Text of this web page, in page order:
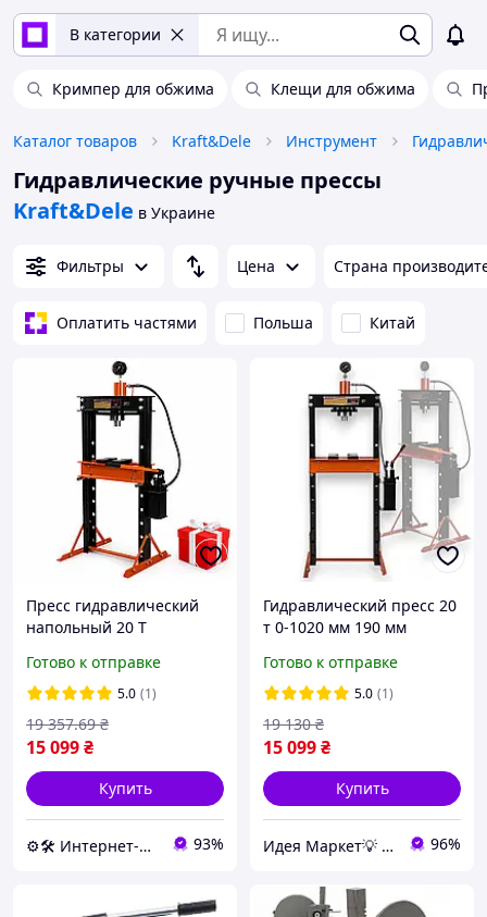
В категории
Кримпер для обжима Клещи для обжима
Каталог товаров Kraft&Dele Инструмент
Гидравлические ручные прессы
Kraft&Dele в Украине
Фильтры Цена Страна
Оплатить частями Польша Китай
Пресс гидравлический
напольный 20 Т
гидравлический
Готово к отправке
5.0 (1)
15 099₴
19 357.69 ₴
Купить
⚙️🛠 Интернет-магазин ALORA 93%
Гидравлический пресс 20
т 0-1020 мм 190 мм
гидропресс ручной пресс
на гидравлике
Готово к отправке
5.0 (1)
15 099₴
19 130 ₴
Купить
Идея Маркет💡 Интернет-магазин полезных идей 96%